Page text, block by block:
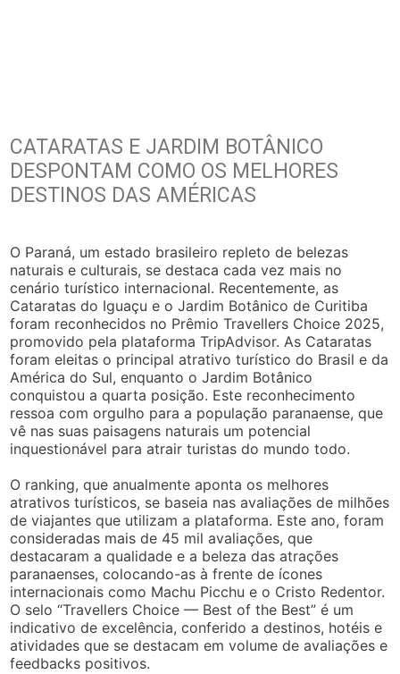
CATARATAS E JARDIM BOTÂNICO
DESPONTAM COMO OS MELHORES
DESTINOS DAS AMÉRICAS
O Paraná, um estado brasileiro repleto de belezas
naturais e culturais, se destaca cada vez mais no
cenário turístico internacional. Recentemente, as
Cataratas do Iguaçu e o Jardim Botânico de Curitiba
foram reconhecidos no Prêmio Travellers Choice 2025,
promovido pela plataforma TripAdvisor. As Cataratas
foram eleitas o principal atrativo turístico do Brasil e da
América do Sul, enquanto o Jardim Botânico
conquistou a quarta posição. Este reconhecimento
ressoa com orgulho para a população paranaense, que
vê nas suas paisagens naturais um potencial
inquestionável para atrair turistas do mundo todo.
O ranking, que anualmente aponta os melhores
atrativos turísticos, se baseia nas avaliações de milhões
de viajantes que utilizam a plataforma. Este ano, foram
consideradas mais de 45 mil avaliações, que
destacaram a qualidade e a beleza das atrações
paranaenses, colocando-as à frente de ícones
internacionais como Machu Picchu e o Cristo Redentor.
O selo “Travellers Choice — Best of the Best” é um
indicativo de excelência, conferido a destinos, hotéis e
atividades que se destacam em volume de avaliações e
feedbacks positivos.